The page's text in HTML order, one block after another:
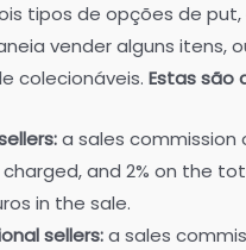
tipos de opções de
vender alguns itens,
colecionáveis. Estas são
a sales commission
charged, and 2% on the
in the sale.
sellers:a sales